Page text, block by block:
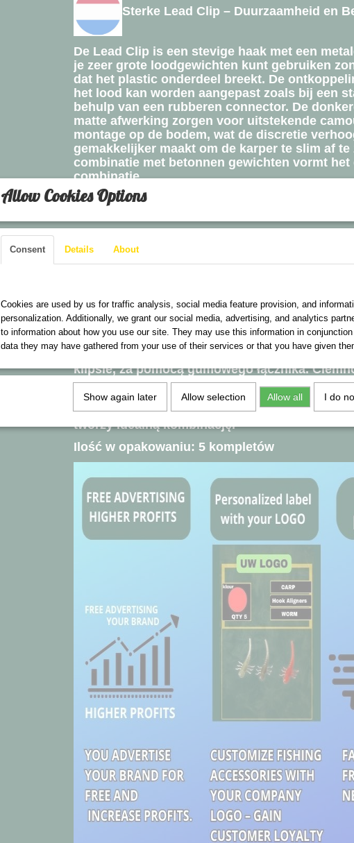
Sterke Lead Clip – Duurzaamheid en
De Lead Clip is een stevige haak met een
je zeer grote loodgewichten kunt gebruiken
dat het plastic onderdeel breekt. De
het lood kan worden aangepast zoals bij een
behulp van een rubberen connector. De
matte afwerking zorgen voor uitstekende
montage op de bodem, wat de discretie
gemakkelijker maakt om de karper te slim af te
combinatie met betonnen gewichten vormt het
combinatie.
Verpakking: 5 sets
Mocny klips do ciężarka Lead Clip –
Lead Clip to wytrzymały klips do ciężarka z
ramieniem, który pozwala na bezpieczne
ciężarków bez ryzyka zerwania plastikowej
zwolnienia ciężarka można regulować, tak jak
klipsie, za pomocą gumowego łącznika.
matowe wykończenie zapewniają doskonałe
zestawu na dnie wody, co zwiększa dyskrecję i
przechytrzenie karpia w połączeniu z
tworzy idealną kombinację.
Ilość w opakowaniu: 5 kompletów
Allow Cookies Options
Consent Details About
Cookies are used by us for traffic analysis, social media feature provision, and
personalization. Additionally, we grant our social media, advertising, and analytics
to information about how you use our site. They may use this information in
data they may have gathered from your use of their services or that you have given
Show again later Allow selection Allow all I do